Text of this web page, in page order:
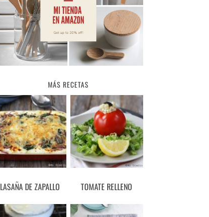
MÁS RECETAS
LASAÑA DE ZAPALLO TOMATE RELLENO